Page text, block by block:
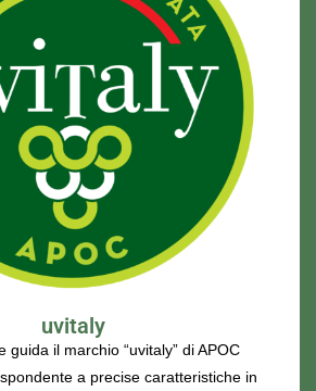
uvitaly
guida il marchio “uvitaly” di APOC
a precise caratteristiche in